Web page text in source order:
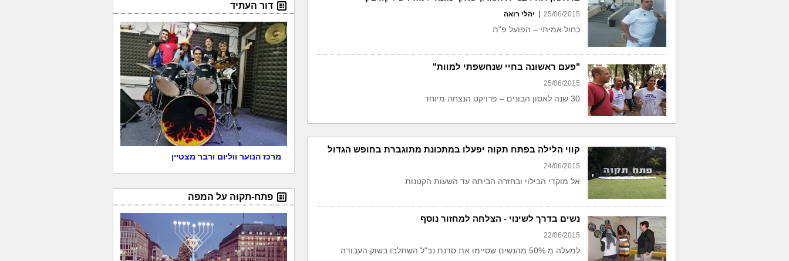
25/06/2015 יהלי רואה
כחול אמיתי – הפועל פ"ת
"פעם ראשונה בחיי שנחשפתי למוות"
25/06/2015
30 שנה לאסון הבונים – פרויקט הנצחה מיוחד
קווי הלילה בפתח תקוה יפעלו במתכונת מתוגברת בחופש הגדול
24/06/2015
אל מוקדי הבילוי ובחזרה הביתה עד השעות הקטנות
נשים בדרך לשינוי - הצלחה למחזור נוסף
22/06/2015
למעלה מ 50% מהנשים שסיימו את סדנת נב"ל השתלבו בשוק העבודה
דור העתיד
מרכז הנוער ווליום ורבר מצטיין
פתח-תקוה על המפה